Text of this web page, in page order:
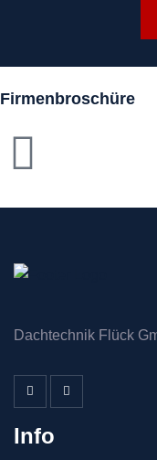
Firmenbroschüre
Dachtechnik Flück
Info